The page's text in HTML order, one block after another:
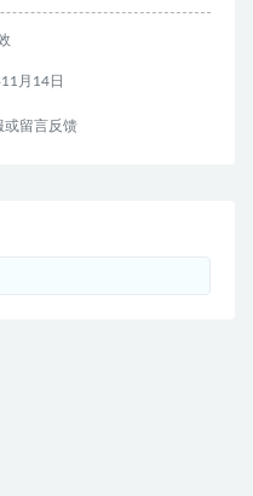
月14日
或留言反馈